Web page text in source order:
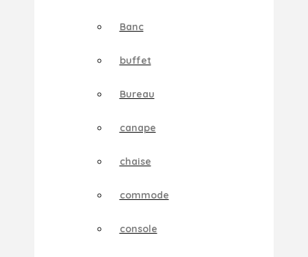
Banc
buffet
Bureau
canape
chaise
commode
console